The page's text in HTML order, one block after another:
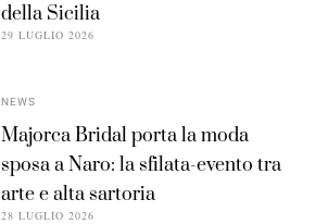
della Sicilia
29 LUGLIO 2026
NEWS
Majorca Bridal porta la moda
sposa a Naro: la sfilata-evento tra
arte e alta sartoria
28 LUGLIO 2026